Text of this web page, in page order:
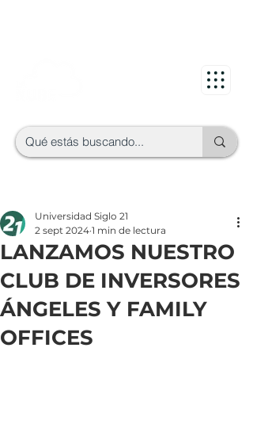
LANZAMOS NUESTRO
CLUB DE INVERSORES
ÁNGELES Y FAMILY
OFFICES
Universidad Siglo 21
2 sept 2024 1 min de lectura